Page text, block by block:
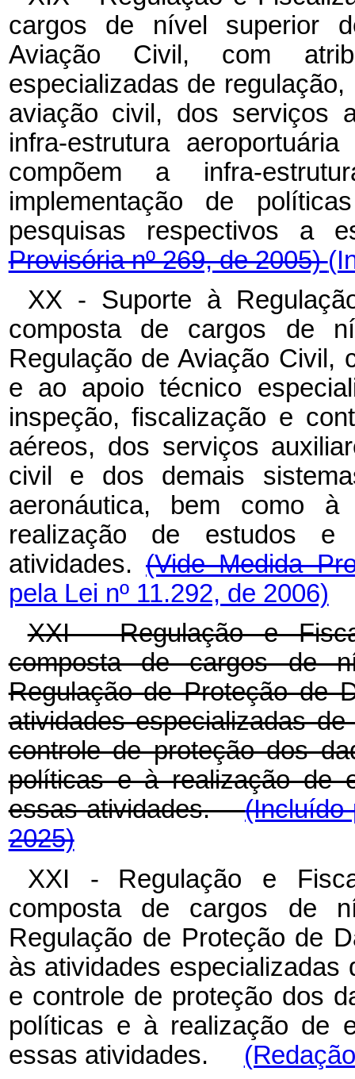
cargos de nível superior
Aviação Civil, com
especializadas de
aviação civil, dos serviços
infra-estrutura
compõem a infra-
implementação de
pesquisas respectivos a
Provisória nº 269, de 2005)
XX - Suporte à
composta de cargos de
Regulação de Aviação Civil,
e ao apoio técnico
inspeção, fiscalização e
aéreos, dos serviços
civil e dos demais
aeronáutica, bem como
realização de estudos e
atividades. (Vide Medida
pela Lei nº 11.292, de 2006)
XXI - Regulação e
composta de cargos de
Regulação de Proteção de
atividades especializadas
controle de proteção dos
políticas e à realização de
essas atividades.(Incluído
2025)
XXI - Regulação e
composta de cargos de
Regulação de Proteção de
às atividades especializadas
e controle de proteção dos
políticas e à realização de
essas atividades.